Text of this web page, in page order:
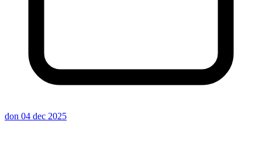
don 04 dec 2025